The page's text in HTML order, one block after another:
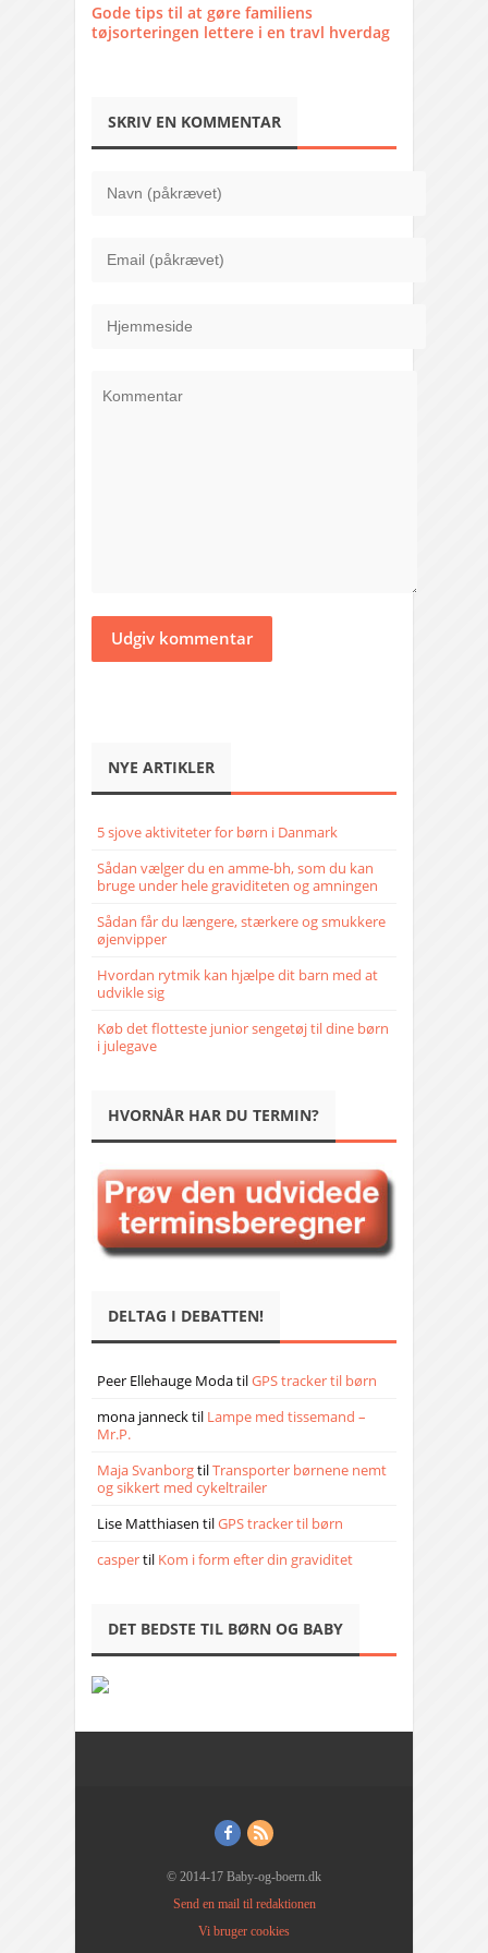
Gode tips til at gøre familiens
tøjsorteringen lettere i en travl hverdag
SKRIV EN KOMMENTAR
NYE ARTIKLER
5 sjove aktiviteter for børn i Danmark
Sådan vælger du en amme-bh, som du kan
bruge under hele graviditeten og amningen
Sådan får du længere, stærkere og smukkere
øjenvipper
Hvordan rytmik kan hjælpe dit barn med at
udvikle sig
Køb det flotteste junior sengetøj til dine børn
i julegave
HVORNÅR HAR DU TERMIN?
DELTAG I DEBATTEN!
Peer Ellehauge ModatilGPS tracker til børn
mona jannecktil Lampe med tissemand –
Mr.P.
Maja SvanborgtilTransporter børnene nemt
og sikkert med cykeltrailer
Lise Matthiasen tilGPS tracker til børn
caspertil Kom i form efter din graviditet
DET BEDSTE TIL BØRN OG BABY
© 2014-17 Baby-og-boern.dk
Send en mail til redaktionen
Vi bruger cookies